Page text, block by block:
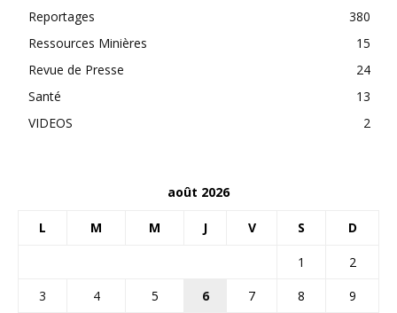
Reportages
380
Ressources Minières
15
Revue de Presse
24
Santé
13
VIDEOS
2
août 2026
L M M J V S D
1
2
3
4 5 6 7 8
9